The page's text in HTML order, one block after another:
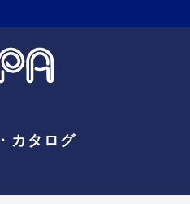
カタログ